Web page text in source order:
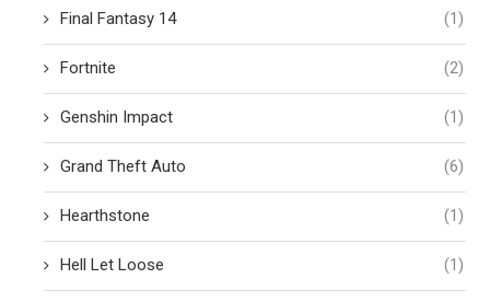
Final Fantasy 14 (1)
Fortnite (2)
Genshin Impact (1)
Grand Theft Auto (6)
Hearthstone (1)
Hell Let Loose (1)